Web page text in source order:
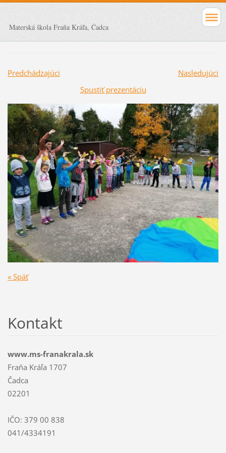
Materská škola Fraňa Kráľa, Čadca
Predchádzajúci
Nasledujúci
Spustiť prezentáciu
« Späť
Kontakt
www.ms-franakrala.sk
Fraňa Kráľa 1707
Čadca
02201
IČO: 379 00 838
041/4334191